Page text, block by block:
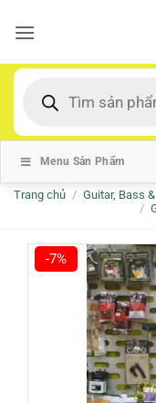
qua
dung
kiếm
Menu Sản Phẩm
Trang chủ / Guitar, Bass
/
-7%